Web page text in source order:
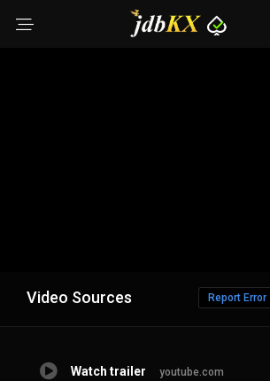
Video Sources Report Error
Watch trailer youtube.com